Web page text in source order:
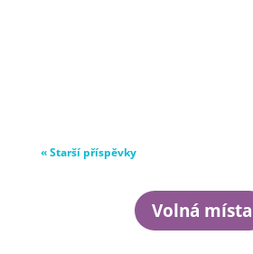
« Starší příspěvky
Volná místa